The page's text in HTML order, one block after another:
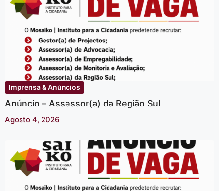
Imprensa & Anúncios
Anúncio – Assessor(a) da Região Sul
Agosto 4, 2026